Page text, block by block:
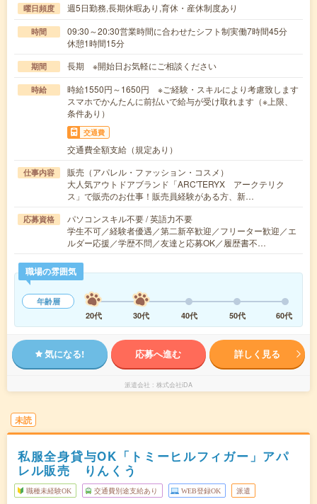
曜日頻度 週5日勤務,長期休暇あり,育休・産休制度あり
時間
09:30～20:30営業時間に合わせたシフト制実働7時間45分
休憩1時間15分
期間 長期 ※開始日お気軽にご相談ください
時給
時給1550円～1650円 ※ご経験・スキルにより考慮致します
スマホでかんたんに前払いで給与が受け取れます（※上限、
条件あり）
交通費
交通費全額支給（規定あり）
仕事内容
販売（アパレル・ファッション・コスメ）
大人気アウトドアブランド「ARC'TERYX アークテリク
ス」で販売のお仕事！販売員経験がある方、新…
応募資格
パソコンスキル不要 / 英語力不要
学生不可／経験者優遇／第二新卒歓迎／フリーター歓迎／エ
ルダー応援／学歴不問／友達と応募OK／履歴書不…
職場の雰囲気
年齢層
20代
30代 40代 50代 60代
気になる! 応募へ進む 詳しく見る
派遣会社 株式会社iDA
未読
私服全身貸与OK「トミーヒルフィガー」アパ
レル販売 りんくう
職種未経験OK 交通費別途支給あり WEB登録OK 派遣